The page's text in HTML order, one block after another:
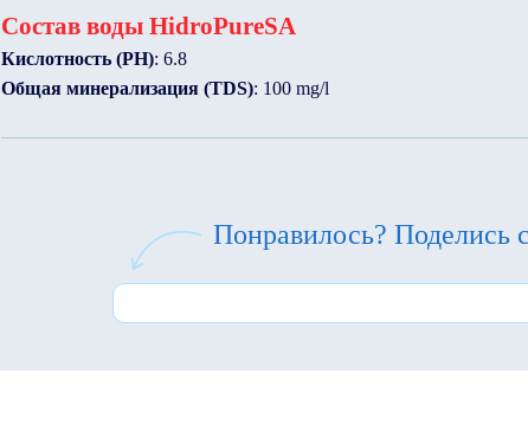
Состав воды HidroPureSA
Кислотность (PH): 6.8
Общая минерализация (TDS): 100 mg/l
Понравилось? Поделись